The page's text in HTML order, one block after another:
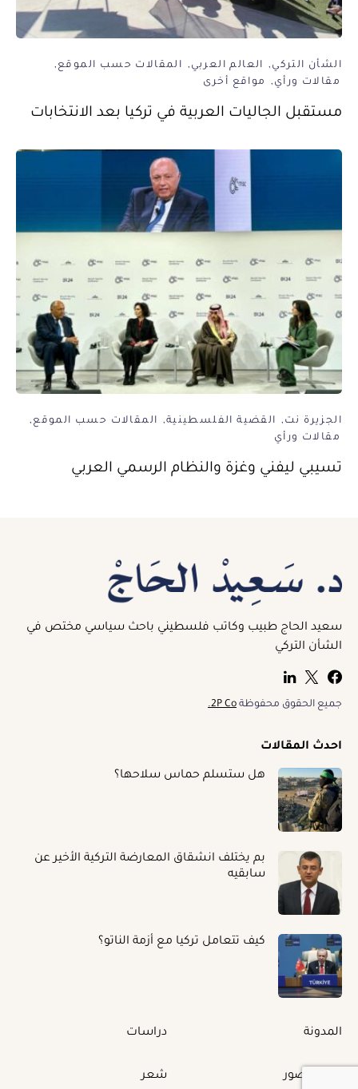
الشأن التركي العالم العربي
المقالات حسب الموقع
مقالات ورأي
مواقع أخرى
مستقبل الجاليات العربية في تركيا بعد الانتخابات
الجزيرة نت القضية الفلسطينية
المقالات حسب الموقع
مقالات ورأي
تسيبي ليفني وغزة والنظام الرسمي العربي
سعيد الحاج طبيب وكاتب فلسطيني باحث سياسي مختص في
الشأن التركي
جميع الحقوق محفوظة 2P Co.
احدث المقالات
هل ستسلم حماس سلاحها؟
بم يختلف انشقاق المعارضة التركية الأخير عن
سابقيه
كيف تتعامل تركيا مع أزمة الناتو؟
المدونة دراسات
البوم الصور شعر